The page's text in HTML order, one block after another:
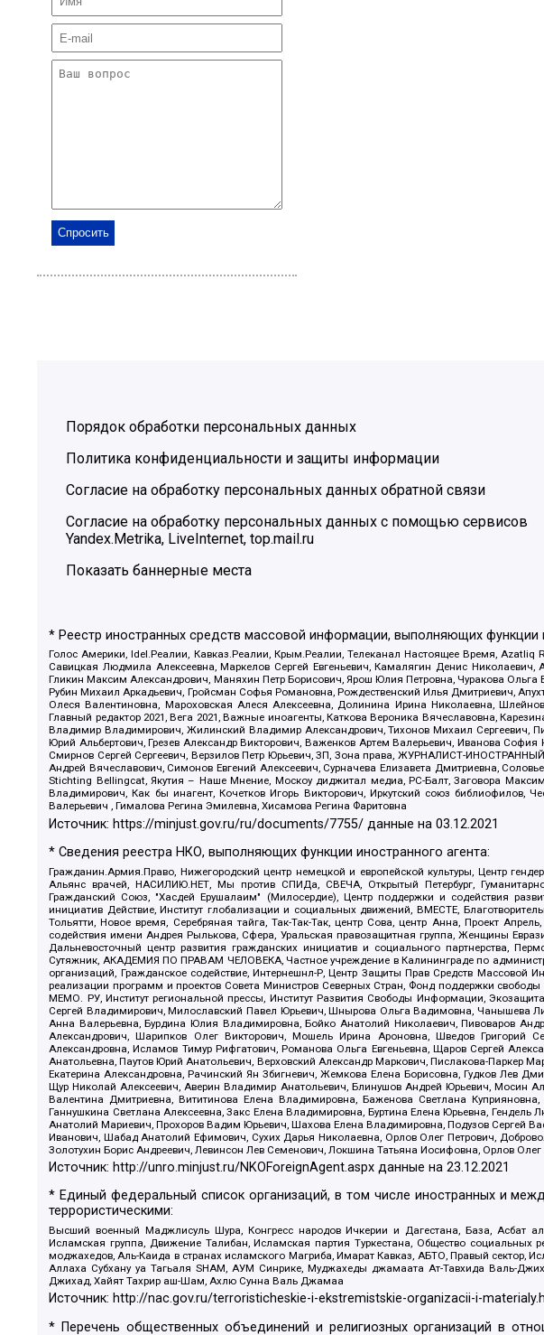
Порядок обработки персональных данных
Политика конфиденциальности и защиты информации
Согласие на обработку персональных данных обратной связи
Согласие на обработку персональных данных с помощью сервисов
Yandex.Metrika, LiveInternet, top.mail.ru
Показать баннерные места
* Реестр иностранных средств массовой информации, выполняющих функции
Голос Америки, Idel.Реалии, Кавказ.Реалии, Крым.Реалии, Телеканал Настоящее Время, Azatliq
Савицкая Людмила Алексеевна, Маркелов Сергей Евгеньевич, Камалягин Денис
Гликин Максим Александрович, Маняхин Петр Борисович, Ярош Юлия Петровна, Чуракова
Рубин Михаил Аркадьевич, Гройсман Софья Романовна, Рождественский Илья Дмитриевич,
Олеся Валентиновна, Мароховская Алеся Алексеевна, Долинина Ирина Николаевна,
Главный редактор 2021, Вега 2021, Важные иноагенты, Каткова Вероника Вячеславовна,
Владимир Владимирович, Жилинский Владимир Александрович, Тихонов Михаил Сергеевич,
Юрий Альбертович, Грезев Александр Викторович, Важенков Артем Валерьевич, Иванова
Смирнов Сергей Сергеевич, Верзилов Петр Юрьевич, ЗП, Зона права, ЖУРНАЛИСТ-
Андрей Вячеславович, Симонов Евгений Алексеевич, Сурначева Елизавета Дмитриевна,
Stichting Bellingcat, Якутия – Наше Мнение, Москоу диджитал медиа, РС-Балт, Заговора
Владимирович, Как бы инагент, Кочетков Игорь Викторович, Иркутский союз библиофилов,
Валерьевич , Гималова Регина Эмилевна, Хисамова Регина Фаритовна
Источник: https://minjust.gov.ru/ru/documents/7755/ данные на03.12.2021
* Сведения реестра НКО, выполняющих функции иностранного агента:
Гражданин.Армия.Право, Нижегородский центр немецкой и европейской культуры, Центр
Альянс врачей, НАСИЛИЮ.НЕТ, Мы против СПИДа, СВЕЧА, Открытый Петербург,
Гражданский Союз, "Хасдей Ерушалаим" (Милосердие), Центр поддержки и содействия
инициатив Действие, Институт глобализации и социальных движений, ВМЕСТЕ,
Тольятти, Новое время, Серебряная тайга, Так-Так-Так, центр Сова, центр Анна, Проект
содействия имени Андрея Рылькова, Сфера, Уральская правозащитная группа, Женщины
Дальневосточный центр развития гражданских инициатив и социального партнерства,
Сутяжник, АКАДЕМИЯ ПО ПРАВАМ ЧЕЛОВЕКА, Частное учреждение в Калининграде по
организаций, Гражданское содействие, Интернешнл-Р, Центр Защиты Прав Средств Массовой
реализации программ и проектов Совета Министров Северных Стран, Фонд поддержки
МЕМО. РУ, Институт региональной прессы, Институт Развития Свободы Информации,
Сергей Владимирович, Милославский Павел Юрьевич, Шнырова Ольга Вадимовна, Чанышева
Анна Валерьевна, Бурдина Юлия Владимировна, Бойко Анатолий Николаевич, Пивоваров
Александрович, Шарипков Олег Викторович, Мошель Ирина Ароновна, Шведов Григорий
Александровна, Исламов Тимур Рифгатович, Романова Ольга Евгеньевна, Щаров Сергей
Анатольевна, Паутов Юрий Анатольевич, Верховский Александр Маркович, Пислакова-Паркер
Екатерина Александровна, Рачинский Ян Збигневич, Жемкова Елена Борисовна, Гудков Лев
Щур Николай Алексеевич, Аверин Владимир Анатольевич, Блинушов Андрей Юрьевич, Мосин
Валентина Дмитриевна, Вититинова Елена Владимировна, Баженова Светлана
Ганнушкина Светлана Алексеевна, Закс Елена Владимировна, Буртина Елена Юрьевна,
Анатолий Мариевич, Прохоров Вадим Юрьевич, Шахова Елена Владимировна, Подузов Сергей
Иванович, Шабад Анатолий Ефимович, Сухих Дарья Николаевна, Орлов Олег Петрович,
Золотухин Борис Андреевич, Левинсон Лев Семенович, Локшина Татьяна Иосифовна, Орлов
Источник: http://unro.minjust.ru/NKOForeignAgent.aspx данные на23.12.2021
* Единый федеральный список организаций, в том числе иностранных и
террористическими:
Высший военный Маджлисуль Шура, Конгресс народов Ичкерии и Дагестана, База, Асбат
Исламская группа, Движение Талибан, Исламская партия Туркестана, Общество
моджахедов, Аль-Каида в странах исламского Магриба, Имарат Кавказ, АБТО, Правый
Аллаха Субхану уа Тагьаля SHAM, АУМ Синрике, Муджахеды джамаата Ат-Тавхида Валь-
Джихад, Хайят Тахрир аш-Шам, Ахлю Сунна Валь Джамаа
Источник:http://nac.gov.ru/terroristicheskie-i-ekstremistskie-organizacii-i-
* Перечень общественных объединений и религиозных организаций в